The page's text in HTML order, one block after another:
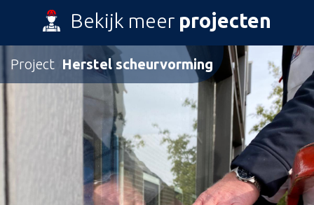
Bekijk meer projecten
Project Herstel scheurvorming